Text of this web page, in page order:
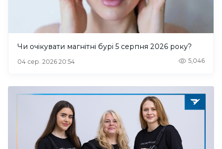
Чи очікувати магнітні бурі 5 серпня 2026 року?
04 сер. 2026 20:54 5,046